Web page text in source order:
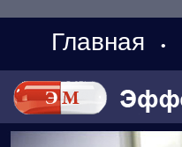
Главная •